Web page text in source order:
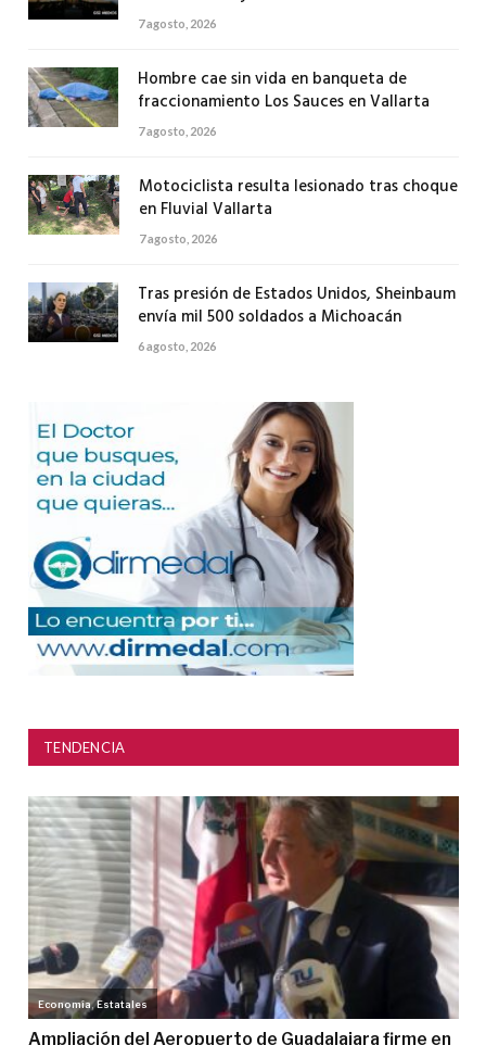
7 agosto, 2026
Hombre cae sin vida en banqueta de
fraccionamiento Los Sauces en Vallarta
7 agosto, 2026
Motociclista resulta lesionado tras choque
en Fluvial Vallarta
7 agosto, 2026
Tras presión de Estados Unidos, Sheinbaum
envía mil 500 soldados a Michoacán
6 agosto, 2026
TENDENCIA